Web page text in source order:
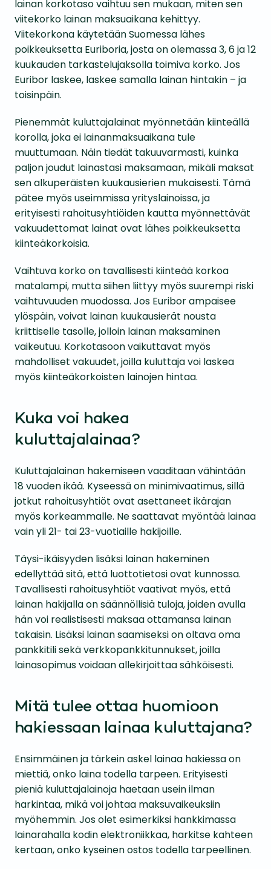
lainan korkotaso vaihtuu sen mukaan, miten sen
viitekorko lainan maksuaikana kehittyy.
Viitekorkona käytetään Suomessa lähes
poikkeuksetta Euriboria, josta on olemassa 3, 6 ja 12
kuukauden tarkastelujaksolla toimiva korko. Jos
Euribor laskee, laskee samalla lainan hintakin – ja
toisinpäin.
Pienemmät kuluttajalainat myönnetään kiinteällä
korolla, joka ei lainanmaksuaikana tule
muuttumaan. Näin tiedät takuuvarmasti, kuinka
paljon joudut lainastasi maksamaan, mikäli maksat
sen alkuperäisten kuukausierien mukaisesti. Tämä
pätee myös useimmissa yrityslainoissa, ja
erityisesti rahoitusyhtiöiden kautta myönnettävät
vakuudettomat lainat ovat lähes poikkeuksetta
kiinteäkorkoisia.
Vaihtuva korko on tavallisesti kiinteää korkoa
matalampi, mutta siihen liittyy myös suurempi riski
vaihtuvuuden muodossa. Jos Euribor ampaisee
ylöspäin, voivat lainan kuukausierät nousta
kriittiselle tasolle, jolloin lainan maksaminen
vaikeutuu. Korkotasoon vaikuttavat myös
mahdolliset vakuudet, joilla kuluttaja voi laskea
myös kiinteäkorkoisten lainojen hintaa.
Kuka voi hakea
kuluttajalainaa?
Kuluttajalainan hakemiseen vaaditaan vähintään
18 vuoden ikää. Kyseessä on minimivaatimus, sillä
jotkut rahoitusyhtiöt ovat asettaneet ikärajan
myös korkeammalle. Ne saattavat myöntää lainaa
vain yli 21- tai 23-vuotiaille hakijoille.
Täysi-ikäisyyden lisäksi lainan hakeminen
edellyttää sitä, että luottotietosi ovat kunnossa.
Tavallisesti rahoitusyhtiöt vaativat myös, että
lainan hakijalla on säännöllisiä tuloja, joiden avulla
hän voi realistisesti maksaa ottamansa lainan
takaisin. Lisäksi lainan saamiseksi on oltava oma
pankkitili sekä verkkopankkitunnukset, joilla
lainasopimus voidaan allekirjoittaa sähköisesti.
Mitä tulee ottaa huomioon
hakiessaan lainaa kuluttajana?
Ensimmäinen ja tärkein askel lainaa hakiessa on
miettiä, onko laina todella tarpeen. Erityisesti
pieniä kuluttajalainoja haetaan usein ilman
harkintaa, mikä voi johtaa maksuvaikeuksiin
myöhemmin. Jos olet esimerkiksi hankkimassa
lainarahalla kodin elektroniikkaa, harkitse kahteen
kertaan, onko kyseinen ostos todella tarpeellinen.